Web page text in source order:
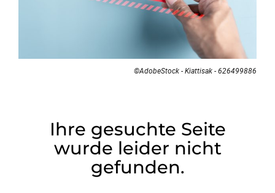
©AdobeStock - Kiattisak - 626499886
Ihre gesuchte Seite
wurde leider nicht
gefunden.